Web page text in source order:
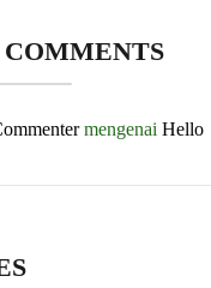
mengenai Hello